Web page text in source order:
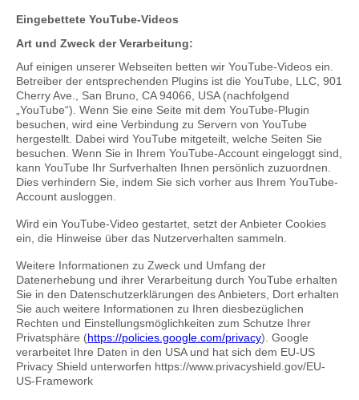
Eingebettete YouTube-Videos
Art und Zweck der Verarbeitung:
Auf einigen unserer Webseiten betten wir YouTube-Videos ein.
Betreiber der entsprechenden Plugins ist die YouTube, LLC, 901
Cherry Ave., San Bruno, CA 94066, USA (nachfolgend
„YouTube“). Wenn Sie eine Seite mit dem YouTube-Plugin
besuchen, wird eine Verbindung zu Servern von YouTube
hergestellt. Dabei wird YouTube mitgeteilt, welche Seiten Sie
besuchen. Wenn Sie in Ihrem YouTube-Account eingeloggt sind,
kann YouTube Ihr Surfverhalten Ihnen persönlich zuzuordnen.
Dies verhindern Sie, indem Sie sich vorher aus Ihrem YouTube-
Account ausloggen.
Wird ein YouTube-Video gestartet, setzt der Anbieter Cookies
ein, die Hinweise über das Nutzerverhalten sammeln.
Weitere Informationen zu Zweck und Umfang der
Datenerhebung und ihrer Verarbeitung durch YouTube erhalten
Sie in den Datenschutzerklärungen des Anbieters, Dort erhalten
Sie auch weitere Informationen zu Ihren diesbezüglichen
Rechten und Einstellungsmöglichkeiten zum Schutze Ihrer
Privatsphäre (https://policies.google.com/privacy). Google
verarbeitet Ihre Daten in den USA und hat sich dem EU-US
Privacy Shield unterworfen https://www.privacyshield.gov/EU-
US-Framework